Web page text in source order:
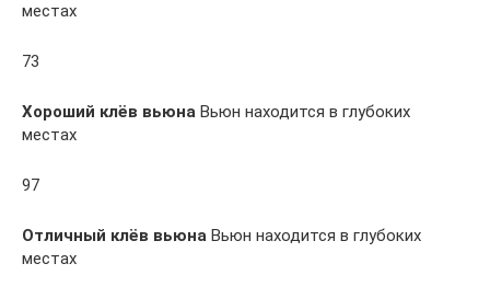
местах
73
Хороший клёв вьюна Вьюн находится в глубоких
местах
97
Отличный клёв вьюна Вьюн находится в глубоких
местах